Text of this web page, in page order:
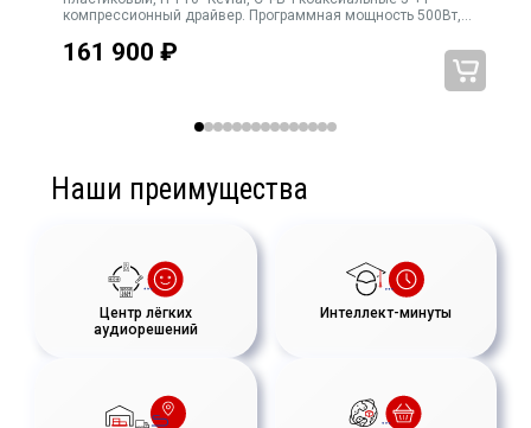
- 6 x 3.5'' с катушкой 1.0''
- 5 x 1'' с катушкой 1.0''
- Корпус - алюминий, металлический гриль, стойкая краска
- Вес 7,2 кг
компрессионный драйвер. Программная мощность 500Вт,
150Вт/75Вт/38Вт/19Вт. Переключатель режимов 4Ω/70В
161 900 ₽
Наши преимущества
Центр лёгких
аудиорешений
Интеллект-минуты